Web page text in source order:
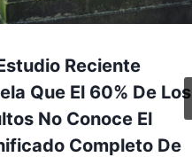
Reciente
Que El 60% De Los
No Conoce El
Completo De